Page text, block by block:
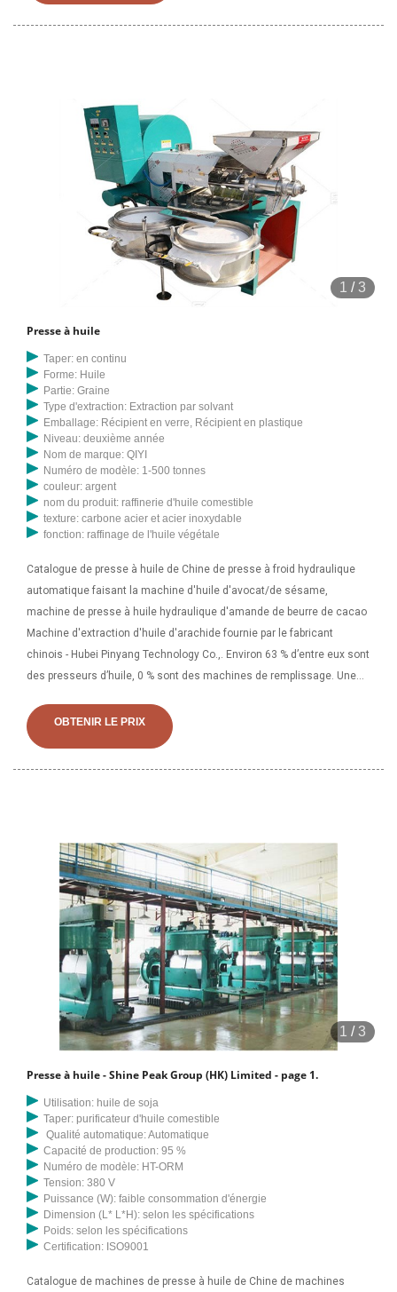
1 /3
Presse à huile
Taper: en continu
Forme: Huile
Partie: Graine
Type d'extraction: Extraction par solvant
Emballage: Récipient en verre, Récipient en plastique
Niveau: deuxième année
Nom de marque: QIYI
Numéro de modèle: 1-500 tonnes
couleur: argent
nom du produit: raffinerie d'huile comestible
texture: carbone acier et acier inoxydable
fonction: raffinage de l'huile végétale
Catalogue de presse à huile de Chine de presse à froid hydraulique
automatique faisant la machine d'huile d'avocat/de sésame,
machine de presse à huile hydraulique d'amande de beurre de cacao
Machine d'extraction d'huile d'arachide fournie par le fabricant
chinois - Hubei Pinyang Technology Co.,. Environ 63 % d’entre eux sont
des presseurs d’huile, 0 % sont des machines de remplissage. Une
garanties sur les composants principaux, des emplacements de
service locaux et des ventes de clés.
OBTENIR LE PRIX
1 /3
Presse à huile - Shine Peak Group (HK) Limited - page 1.
Utilisation: huile de soja
Taper: purificateur d'huile comestible
Qualité automatique: Automatique
Capacité de production: 95 %
Numéro de modèle: HT-ORM
Tension: 380 V
Puissance (W): faible consommation d'énergie
Dimension (L* L*H): selon les spécifications
Poids: selon les spécifications
Certification: ISO9001
Catalogue de machines de presse à huile de Chine de machines